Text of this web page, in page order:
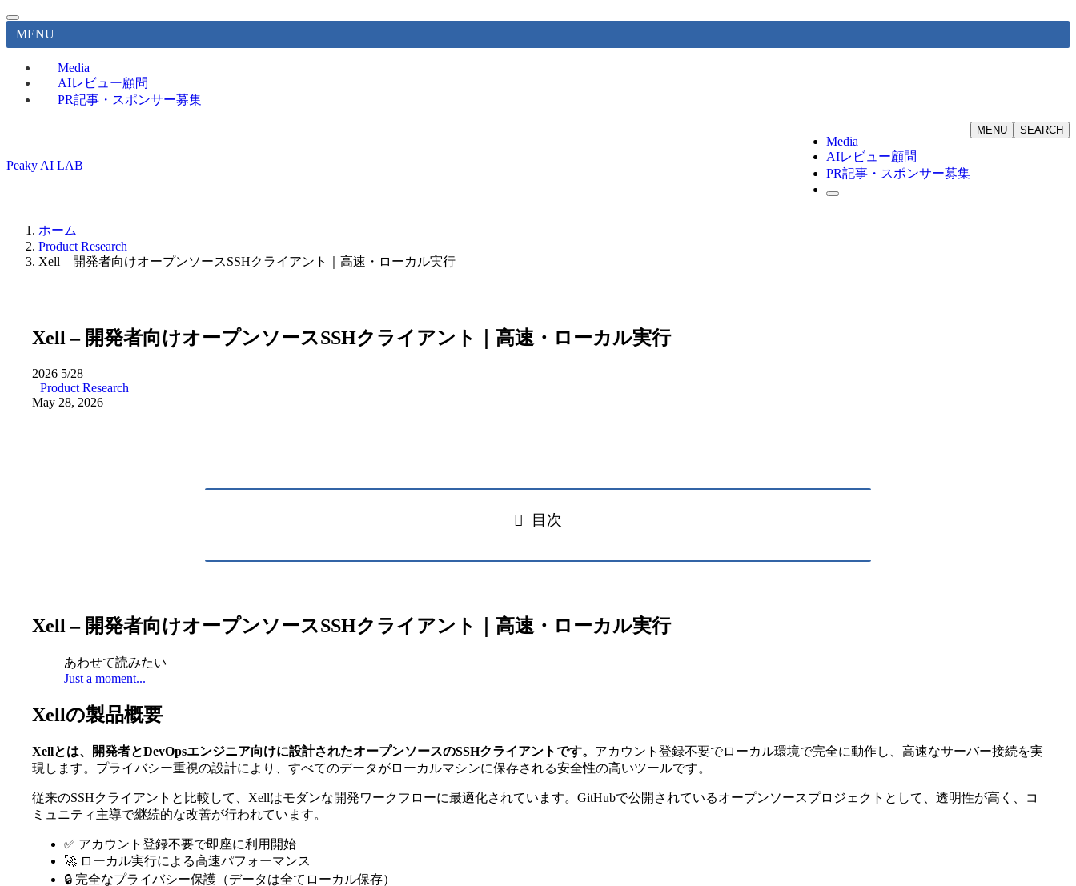
MENU
Media
AIレビュー顧問
PR記事・スポンサー募集
Peaky AI LAB
Media
AIレビュー顧問
PR記事・スポンサー募集
SEARCH
MENU
ホーム
Product Research
Xell – 開発者向けオープンソースSSHクライアント｜高速・ローカル実行
Xell – 開発者向けオープンソースSSHクライアント｜高速・ローカル実行
2026 5/28
Product Research
May 28, 2026
目次
Xell – 開発者向けオープンソースSSHクライアント｜高速・ローカル実行
あわせて読みたい
Just a moment...
Xellの製品概要
Xellとは、開発者とDevOpsエンジニア向けに設計されたオープンソースのSSHクライアントです。 アカウント登録不要でローカル環境で完全に動作し、高速なサーバー接続を実
現します。プライバシー重視の設計により、すべてのデータがローカルマシンに保存される安全性の高いツールです。
従来のSSHクライアントと比較して、Xellはモダンな開発ワークフローに最適化されています。GitHubで公開されているオープンソースプロジェクトとして、透明性が高く、コ
ミュニティ主導で継続的な改善が行われています。
✅ アカウント登録不要で即座に利用開始
🚀 ローカル実行による高速パフォーマンス
🔒 完全なプライバシー保護（データは全てローカル保存）